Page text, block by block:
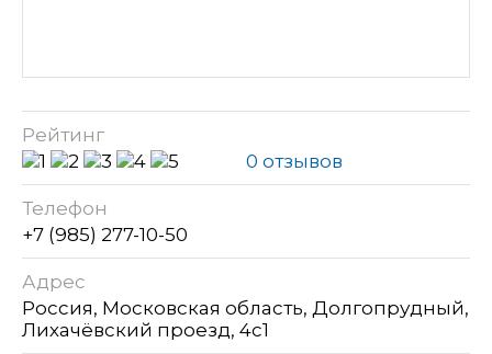
Рейтинг
0 отзывов
Телефон
+7 (985) 277-10-50
Адрес
Россия, Московская область, Долгопрудный,
Лихачёвский проезд, 4с1